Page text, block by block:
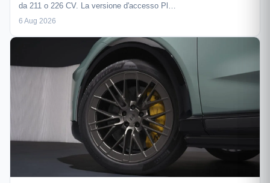
da 211 o 226 CV. La versione d'accesso Pl…
6 Aug 2026